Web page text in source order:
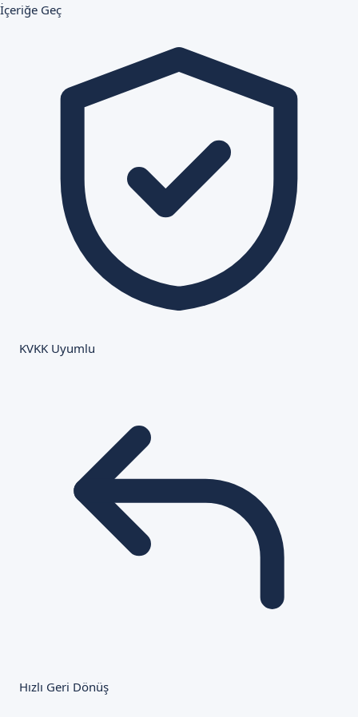
İçeriğe Geç
KVKK Uyumlu
Hızlı Geri Dönüş